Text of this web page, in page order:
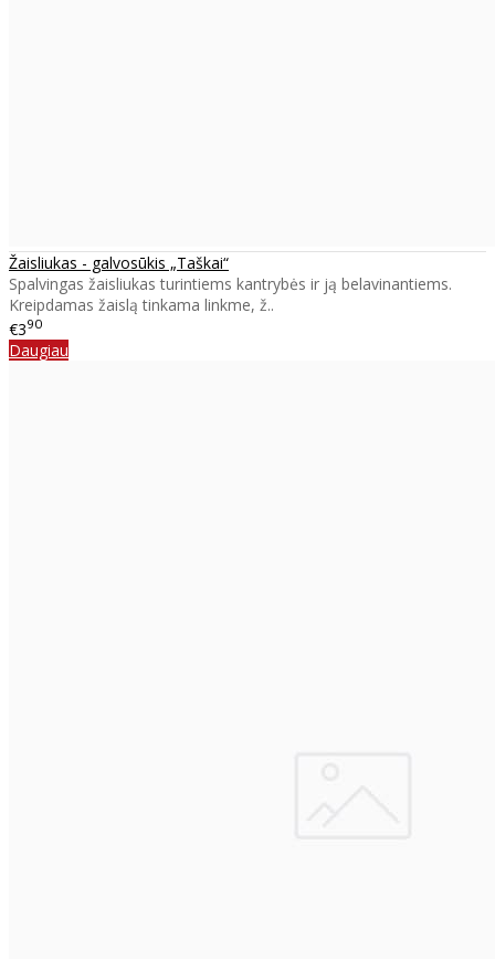
Žaisliukas - galvosūkis „Taškai“
Spalvingas žaisliukas turintiems kantrybės ir ją belavinantiems.
Kreipdamas žaislą tinkama linkme, ž..
€390
Daugiau